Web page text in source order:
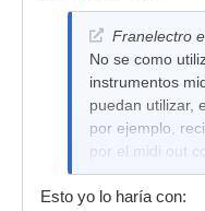
Franelectro
No se como
instrumentos
puedan utilizar,
por ejemplo,
por el midi out
supuesto con el
entrada.
Esto yo lo haría con: